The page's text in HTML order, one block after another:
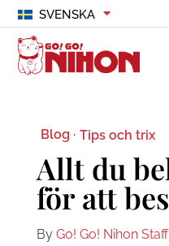
SVENSKA
Blog · Tips och trix
Allt du
för att
By Go! Go! Nihon Staff